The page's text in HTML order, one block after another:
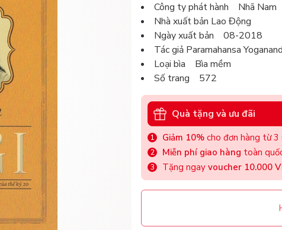
Công ty phát hành Nhã Nam
Nhà xuất bản Lao Động
Ngày xuất bản 08-2018
Tác giả Paramahansa
Loại bìa Bìa mềm
Số trang 572
Quà tặng và ưu đãi
Giảm 10% cho đơn hàng từ
Miễn phí giao hàng toàn
Tặng ngay voucher 10.000